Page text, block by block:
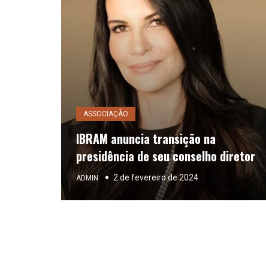
ASSOCIAÇÃO
IBRAM anuncia transição na
presidência de seu conselho diretor
ADMIN 2 de fevereiro de 2024